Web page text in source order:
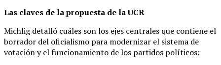
Las claves de la propuesta de la UCR
Michlig detalló cuáles son los ejes centrales que contiene el
borrador del oficialismo para modernizar el sistema de
votación y el funcionamiento de los partidos políticos: